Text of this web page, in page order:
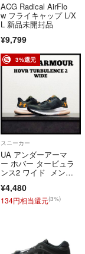
ACG Radical AirFlo
w フライキャップ L/X
L 新品未開封品
¥9,799
3%還元
スニーカー
UA アンダーアーマ
ー ホバー タービュラ
ンス2 ワイド メン
¥4,480
134円相当還元(3%)